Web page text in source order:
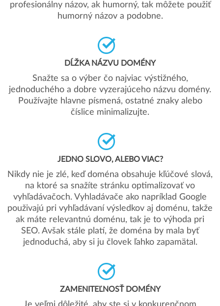
profesionálny názov, ak humorný, tak môžete použiť
humorný názov a podobne.
DĹŽKA NÁZVU DOMÉNY
Snažte sa o výber čo najviac výstižného,
jednoduchého a dobre vyzerajúceho názvu domény.
Používajte hlavne písmená, ostatné znaky alebo
číslice minimalizujte.
JEDNO SLOVO, ALEBO VIAC?
Nikdy nie je zlé, keď doména obsahuje kľúčové slová,
na ktoré sa snažíte stránku optimalizovať vo
vyhľadávačoch. Vyhladávače ako napríklad Google
použivajú pri vyhľadávaní výsledkov aj doménu, takže
ak máte relevantnú doménu, tak je to výhoda pri
SEO. Avšak stále platí, že doména by mala byť
jednoduchá, aby si ju človek ľahko zapamätal.
ZAMENITEĽNOSŤ DOMÉNY